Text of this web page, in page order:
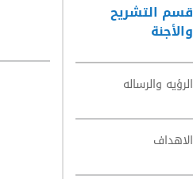
قسم التشريح
والأجنة
الرؤيه والرساله
الاهداف